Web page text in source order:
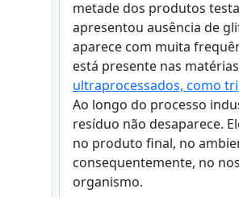
metade dos produtos
apresentou ausência de
aparece com muita
está presente nas
ultraprocessados, como
Ao longo do processo
resíduo não desaparece.
no produto final, no
consequentemente, no
organismo.